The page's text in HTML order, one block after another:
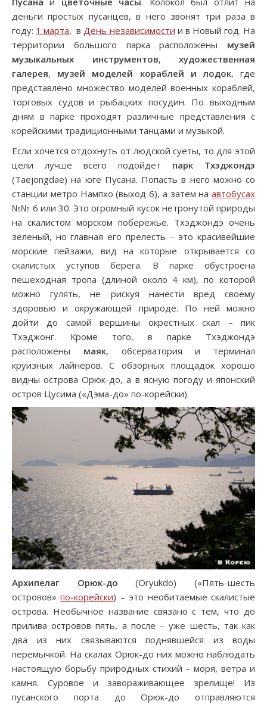
деньги простых пусанцев, в него звонят три раза в
году: 1 марта, вДень независимости и в Новый год. На
территории большого парка расположены музей
музыкальных инструментов, художественная
галерея, музей моделей кораблей и лодок, где
представлено множество моделей военных кораблей,
торговых судов и рыбацких посудин. По выходным
дням в парке проходят различные представления с
корейскими традиционными танцами и музыкой.
Если хочется отдохнуть от людской суеты, то для этой
цели лучше всего подойдет парк Тхэджондэ
(Taejongdae) на юге Пусана. Попасть в него можно со
станции метро Нампхо (выход 6), а затем на автобусах
№№ 6 или 30. Это огромный кусок нетронутой природы
на скалистом морском побережье. Тхэджондэ очень
зеленый, но главная его прелесть – это красивейшие
морские пейзажи, вид на которые открывается со
скалистых уступов берега. В парке обустроена
пешеходная тропа (длиной около 4 км), по которой
можно гулять, не рискуя нанести вред своему
здоровью и окружающей природе. По ней можно
дойти до самой вершины окрестных скал – пик
Тхэджонг. Кроме того, в парке Тхэджондэ
расположены маяк, обсерватория и терминал
круизных лайнеров. С обзорных площадок хорошо
видны острова Орюк-до, а в ясную погоду и японский
остров Цусима («Дэма-до» по-корейски).
Архипелаг Орюк-до (Oryukdo) («Пять-шесть
островов»по-корейски) – это необитаемые скалистые
острова. Необычное название связано с тем, что до
прилива островов пять, а после – уже шесть, так как
два из них связываются поднявшейся из воды
перемычкой. На скалах Орюк-до них можно наблюдать
настоящую борьбу природных стихий – моря, ветра и
камня. Суровое и завораживающее зрелище! Из
пусанского порта до Орюк-до отправляются